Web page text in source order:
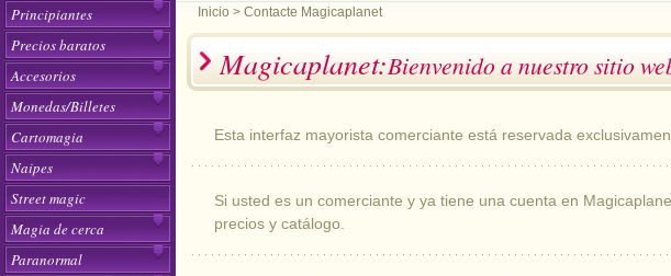
Principiantes
Precios baratos
Accesorios
Monedas/Billetes
Cartomagia
Naipes
Street magic
Magia de cerca
Paranormal
Inicio > Contacte Magicaplanet
Magicaplanet:Bienvenido a nuestro sitio
Esta interfaz mayorista comerciante está reservada
Si usted es un comerciante y ya tiene una cuenta en
precios y catálogo.